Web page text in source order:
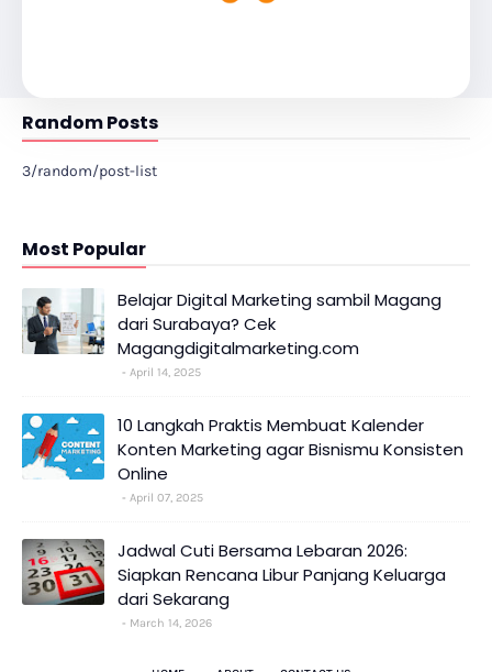
Random Posts
3/random/post-list
Most Popular
Belajar Digital Marketing sambil Magang
dari Surabaya? Cek
Magangdigitalmarketing.com
April 14, 2025
10 Langkah Praktis Membuat Kalender
Konten Marketing agar Bisnismu Konsisten
Online
April 07, 2025
Jadwal Cuti Bersama Lebaran 2026:
Siapkan Rencana Libur Panjang Keluarga
dari Sekarang
March 14, 2026